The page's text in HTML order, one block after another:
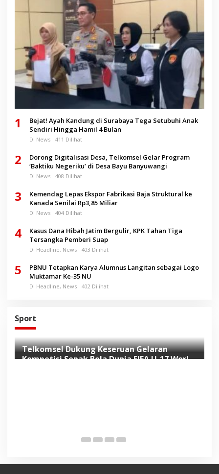
1
Bejat! Ayah Kandung di Surabaya Tega Setubuhi Anak
Sendiri Hingga Hamil 4 Bulan
Di News 411 Dilihat
2
Dorong Digitalisasi Desa, Telkomsel Gelar Program
‘Baktiku Negeriku’ di Desa Bayu Banyuwangi
Di News 408 Dilihat
3
Kemendag Lepas Ekspor Fabrikasi Baja Struktural ke
Kanada Senilai Rp3,85 Miliar
Di News 404 Dilihat
4
Kasus Dana Hibah Jatim Bergulir, KPK Tahan Tiga
Tersangka Pemberi Suap
Di Headline, News 403 Dilihat
5
PBNU Tetapkan Karya Alumnus Langitan sebagai Logo
Muktamar Ke-35 NU
Di Headline, News 402 Dilihat
Sport
Telkomsel Dukung Keseruan Gelaran
Kompetisi Sepak Bola Dunia FIFA U-17 World